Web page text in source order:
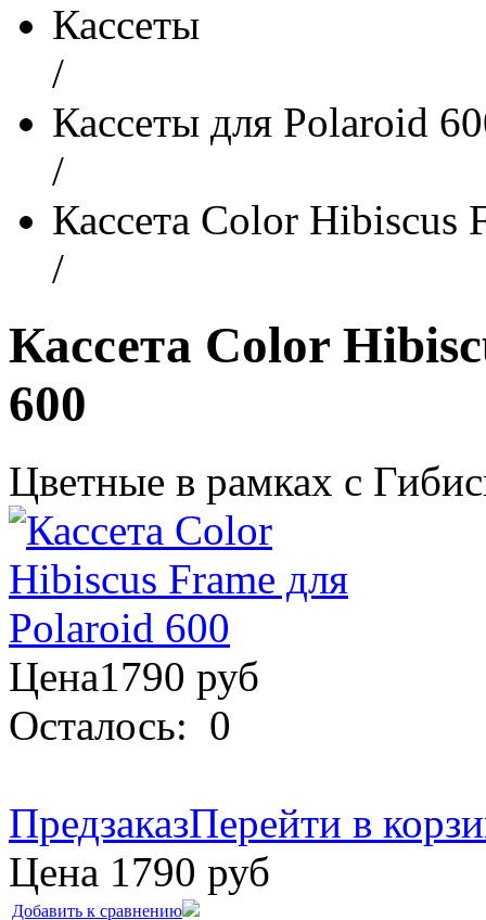
Кассеты
/
Кассеты для Polaroid
/
Кассета Color Hibiscus
/
Кассета Color
600
Цветные в рамках с
Цена1790 руб
Осталось: 0
ПредзаказПерейти в
Цена 1790 руб
Добавить к сравнению